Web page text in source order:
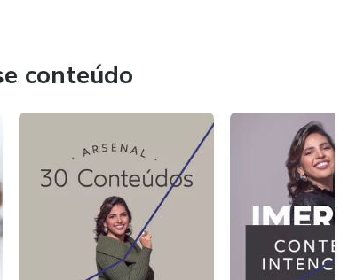
conteúdo